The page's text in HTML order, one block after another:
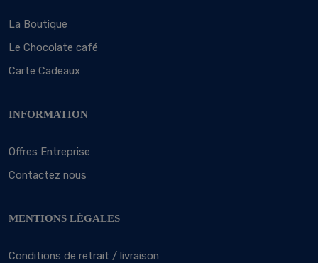
La Boutique
Le Chocolate café
Carte Cadeaux
INFORMATION
Offres Entreprise
Contactez nous
MENTIONS LÉGALES
Conditions de retrait / livraison